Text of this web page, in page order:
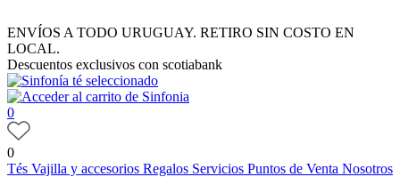
ENVÍOS A TODO URUGUAY. RETIRO SIN COSTO EN
LOCAL.
Descuentos exclusivos con scotiabank
0
0
Tés Vajilla y accesorios Regalos Servicios Puntos de Venta Nosotros